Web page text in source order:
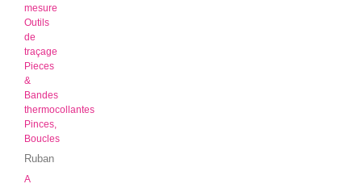
mesure
Outils
de
traçage
Pieces
&
Bandes
thermocollantes
Pinces,
Boucles
Ruban
A